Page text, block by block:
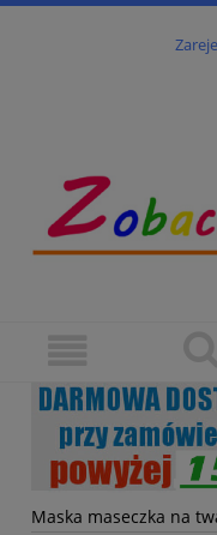
Maska maseczka na